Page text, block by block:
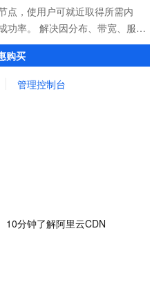
点，使用户可就近取得所需内
功率。 解决因分布、带宽、服务
于站点加速、点播、直播等场
购买
管理控制台
10分钟了解阿里云CDN